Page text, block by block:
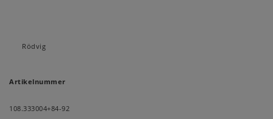
Rödvig
Artikelnummer
108.333004+84-92